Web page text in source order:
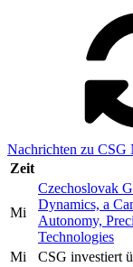
Nachrichten zu CSG
Zeit
Mi
Czechoslovak
Dynamics, a
Autonomy,
Technologies
Mi
CSG investiert